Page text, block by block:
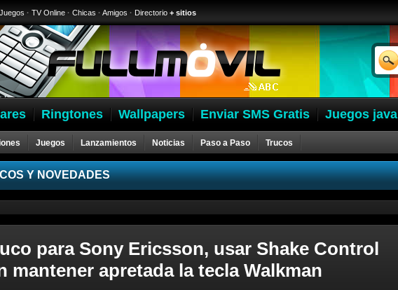
Juegos · TV Online · Chicas · Amigos · Directorio + sitios
Ringtones Wallpapers Enviar SMS Gratis Juegos java
Juegos Lanzamientos Noticias Paso a Paso Trucos
Y NOVEDADES
para Sony Ericsson, usar Shake Control
mantener apretada la tecla Walkman